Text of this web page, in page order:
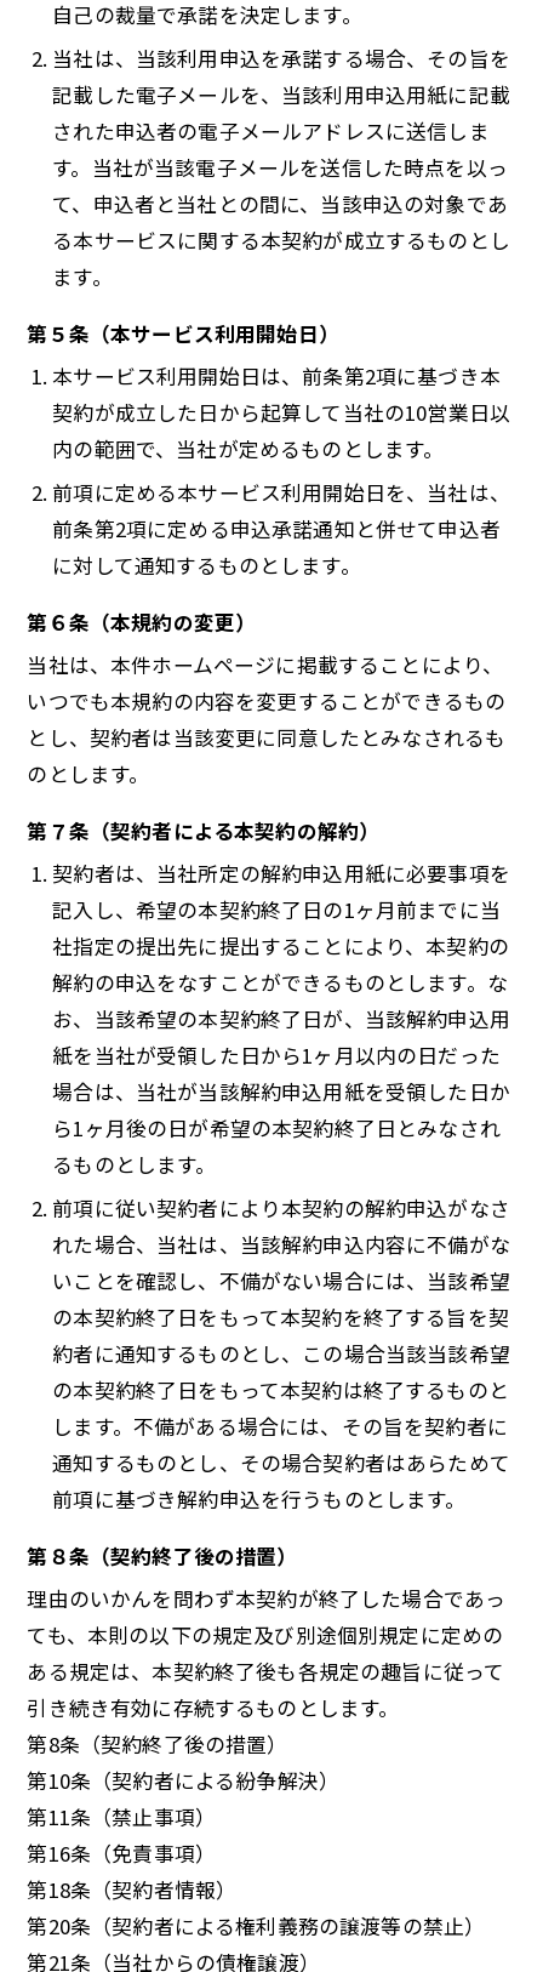
自己の裁量で承諾を決定します。
当社は、当該利用申込を承諾する場合、その旨を
記載した電子メールを、当該利用申込用紙に記載
された申込者の電子メールアドレスに送信しま
す。当社が当該電子メールを送信した時点を以っ
て、申込者と当社との間に、当該申込の対象であ
る本サービスに関する本契約が成立するものとし
ます。
第５条（本サービス利用開始日）
本サービス利用開始日は、前条第2項に基づき本
契約が成立した日から起算して当社の10営業日以
内の範囲で、当社が定めるものとします。
前項に定める本サービス利用開始日を、当社は、
前条第2項に定める申込承諾通知と併せて申込者
に対して通知するものとします。
第６条（本規約の変更）
当社は、本件ホームページに掲載することにより、
いつでも本規約の内容を変更することができるもの
とし、契約者は当該変更に同意したとみなされるも
のとします。
第７条（契約者による本契約の解約）
契約者は、当社所定の解約申込用紙に必要事項を
記入し、希望の本契約終了日の1ヶ月前までに当
社指定の提出先に提出することにより、本契約の
解約の申込をなすことができるものとします。な
お、当該希望の本契約終了日が、当該解約申込用
紙を当社が受領した日から1ヶ月以内の日だった
場合は、当社が当該解約申込用紙を受領した日か
ら1ヶ月後の日が希望の本契約終了日とみなされ
るものとします。
前項に従い契約者により本契約の解約申込がなさ
れた場合、当社は、当該解約申込内容に不備がな
いことを確認し、不備がない場合には、当該希望
の本契約終了日をもって本契約を終了する旨を契
約者に通知するものとし、この場合当該当該希望
の本契約終了日をもって本契約は終了するものと
します。不備がある場合には、その旨を契約者に
通知するものとし、その場合契約者はあらためて
前項に基づき解約申込を行うものとします。
第８条（契約終了後の措置）
理由のいかんを問わず本契約が終了した場合であっ
ても、本則の以下の規定及び別途個別規定に定めの
ある規定は、本契約終了後も各規定の趣旨に従って
引き続き有効に存続するものとします。
第8条（契約終了後の措置）
第10条（契約者による紛争解決）
第11条（禁止事項）
第16条（免責事項）
第18条（契約者情報）
第20条（契約者による権利義務の譲渡等の禁止）
第21条（当社からの債権譲渡）